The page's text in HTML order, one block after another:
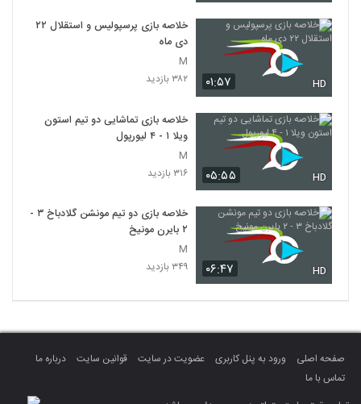
۰۱:۵۷ HD
خلاصه بازی پرسپولیس و استقلال ۲۲
دی ماه
M
۳۸۲ بازدید
۰۵:۵۵ HD
خلاصه بازی تماشایی دو تیم استون
ویلا ۱ - ۴ لیورپول
M
۳۱۶ بازدید
۰۶:۴۷ HD
خلاصه بازی دو تیم مونشن گلادباخ ۳ -
۲ بایرن مونیخ
M
۳۴۹ بازدید
صفحه اصلی ورود به پنل کاربری عضویت در سایت قوانین سایت
درباره ما
تماس با ما